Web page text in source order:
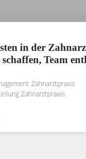
in der
Team
Zahnarztpraxis
Zahnarztpraxis